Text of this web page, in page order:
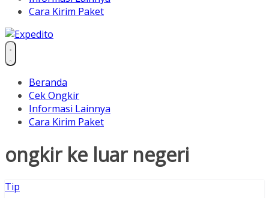
Cara Kirim Paket
Beranda
Cek Ongkir
Informasi Lainnya
Cara Kirim Paket
ongkir ke luar negeri
Tip